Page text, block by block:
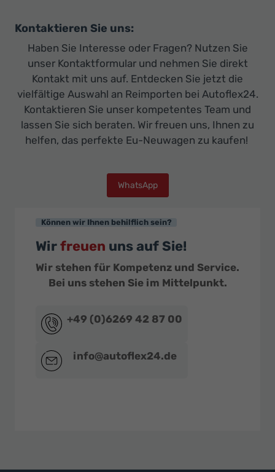
Kontaktieren Sie uns:
Haben Sie Interesse oder Fragen? Nutzen Sie
unser Kontaktformular und nehmen Sie direkt
Kontakt mit uns auf. Entdecken Sie jetzt die
vielfältige Auswahl an Reimporten bei Autoflex24.
Kontaktieren Sie unser kompetentes Team und
lassen Sie sich beraten. Wir freuen uns, Ihnen zu
helfen, das perfekte Eu-Neuwagen zu kaufen!
WhatsApp
Können wir Ihnen behilflich sein?
Wirfreuen uns auf Sie!
Wir stehen für Kompetenz und Service.
Bei uns stehen Sie im Mittelpunkt.
+49 (0)6269 42 87 00
info@autoflex24.de